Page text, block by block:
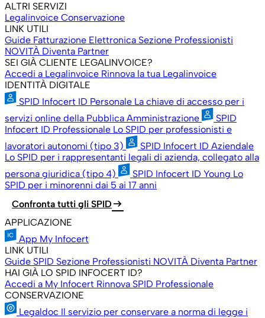
ALTRI SERVIZI
Legalinvoice Conservazione
LINK UTILI
Guide Fatturazione Elettronica Sezione Professionisti
NOVITÀ Diventa Partner
SEI GIÀ CLIENTE LEGALINVOICE?
Accedi a Legalinvoice Rinnova la tua Legalinvoice
IDENTITÀ DIGITALE
SPID Infocert ID Personale La chiave di accesso per i
servizi online della Pubblica Amministrazione
SPID
Infocert ID Professionale Lo SPID per professionisti e
lavoratori autonomi (tipo 3)
SPID Infocert ID Aziendale
Lo SPID per i rappresentanti legali di azienda, collegato alla
persona giuridica (tipo 4)
SPID Infocert ID Young Lo
SPID per i minorenni dai 5 ai 17 anni
Confronta tutti gli SPID arrow_right_alt
APPLICAZIONE
App My Infocert
LINK UTILI
Guide SPID Sezione Professionisti NOVITÀ Diventa Partner
HAI GIÀ LO SPID INFOCERT ID?
Accedi a My Infocert Rinnova SPID Professionale
CONSERVAZIONE
Legaldoc Il servizio per conservare a norma di legge i